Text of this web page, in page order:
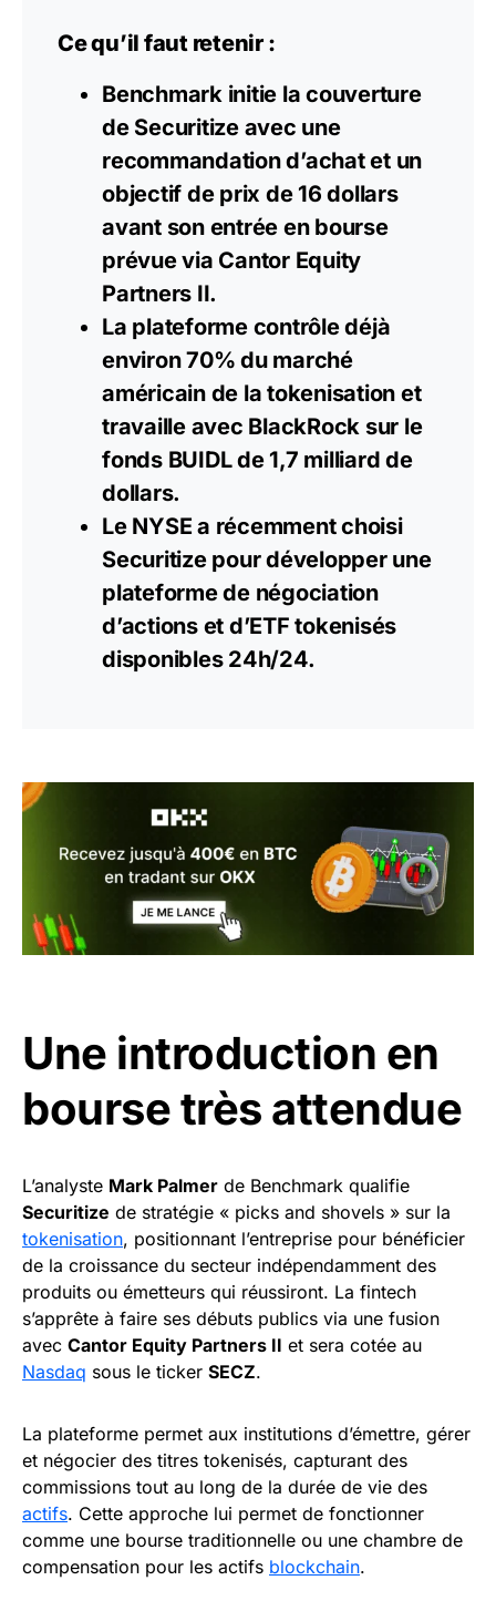
Ce qu’il faut retenir :
Benchmark initie la couverture
de Securitize avec une
recommandation d’achat et un
objectif de prix de 16 dollars
avant son entrée en bourse
prévue via Cantor Equity
Partners II.
La plateforme contrôle déjà
environ 70% du marché
américain de la tokenisation et
travaille avec BlackRock sur le
fonds BUIDL de 1,7 milliard de
dollars.
Le NYSE a récemment choisi
Securitize pour développer une
plateforme de négociation
d’actions et d’ETF tokenisés
disponibles 24h/24.
Une introduction en
bourse très attendue
L’analyste Mark Palmer de Benchmark qualifie
Securitize de stratégie « picks and shovels » sur la
tokenisation, positionnant l’entreprise pour bénéficier
de la croissance du secteur indépendamment des
produits ou émetteurs qui réussiront. La fintech
s’apprête à faire ses débuts publics via une fusion
avec Cantor Equity Partners II et sera cotée au
Nasdaq sous le ticker SECZ.
La plateforme permet aux institutions d’émettre, gérer
et négocier des titres tokenisés, capturant des
commissions tout au long de la durée de vie des
actifs. Cette approche lui permet de fonctionner
comme une bourse traditionnelle ou une chambre de
compensation pour les actifs blockchain.